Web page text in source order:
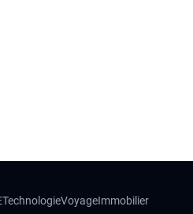
TechnologieVoyageImmobilier